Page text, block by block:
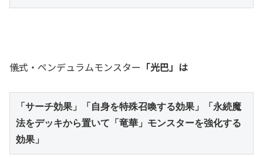
儀式・ペンデュラムモンスター 「光巴」は
「サーチ効果」「自身を特殊召喚する効果」「永続魔
法をデッキから置いて「竜華」モンスターを強化する
効果」